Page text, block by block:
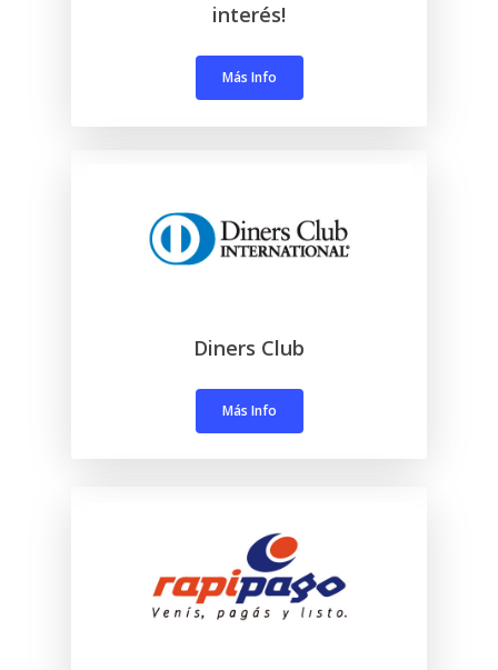
interés!
Más Info
Diners Club
Más Info